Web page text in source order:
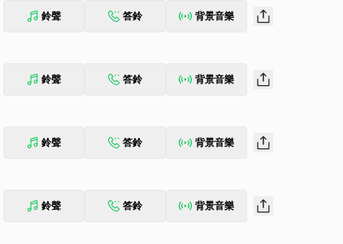
鈴聲 答鈴 背景音樂
鈴聲 答鈴 背景音樂
鈴聲 答鈴 背景音樂
鈴聲 答鈴 背景音樂